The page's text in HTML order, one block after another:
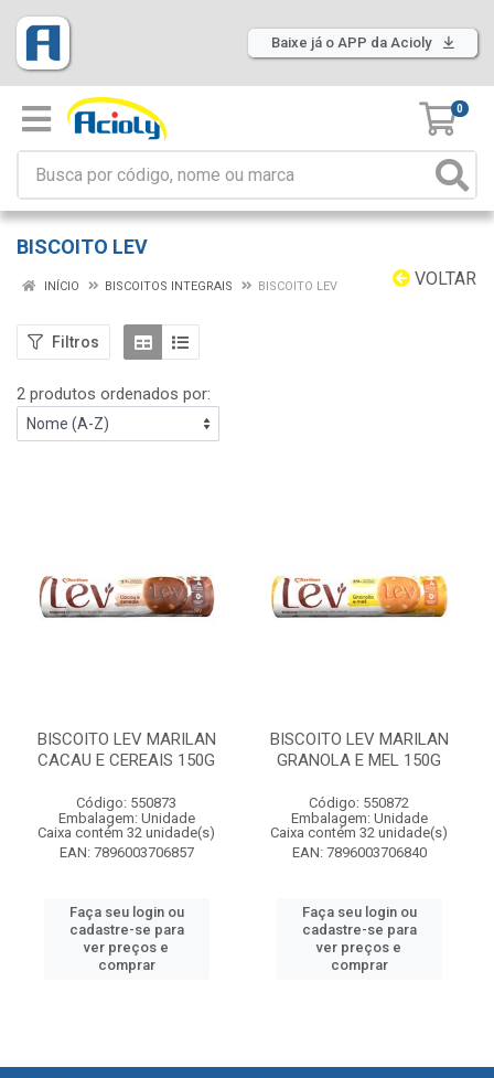
Baixe já o APP da Acioly
0
BISCOITO LEV
VOLTAR
INÍCIO BISCOITOS INTEGRAIS BISCOITO LEV
Filtros
2 produtos ordenados por:
BISCOITO LEV MARILAN
CACAU E CEREAIS 150G
Código: 550873
Embalagem: Unidade
Caixa contém 32 unidade(s)
EAN: 7896003706857
Faça seu login ou
cadastre-se para
ver preços e
comprar
BISCOITO LEV MARILAN
GRANOLA E MEL 150G
Código: 550872
Embalagem: Unidade
Caixa contém 32 unidade(s)
EAN: 7896003706840
Faça seu login ou
cadastre-se para
ver preços e
comprar